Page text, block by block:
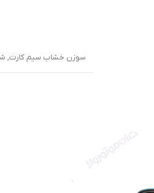
سوزن خشاب سیم کارت,